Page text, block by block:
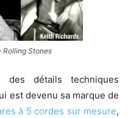
Rolling Stones
des détails techniques
est devenu sa marque de
à 5 cordes sur mesure,